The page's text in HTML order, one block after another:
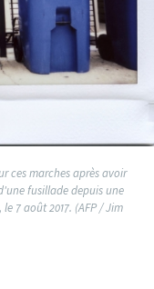
ces marches après avoir
fusillade depuis une
7 août 2017. (AFP / Jim